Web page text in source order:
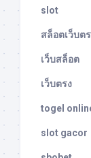
slot
สล็อตเว็บต
เว็บสล็อต
เว็บตรง
togel
slot gacor